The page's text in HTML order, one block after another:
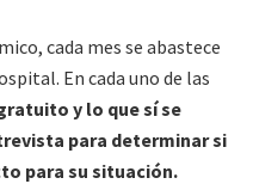
cada mes se abastece
En cada uno de las
y lo que sí se
para determinar si
para su situación.